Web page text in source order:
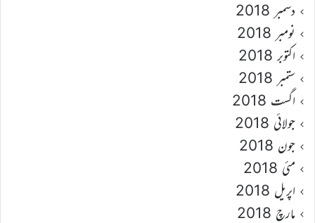
دسمبر 2018
نومبر 2018
اکتوبر 2018
ستمبر 2018
اگست 2018
جولائی 2018
جون 2018
مئی 2018
اپریل 2018
مارچ 2018